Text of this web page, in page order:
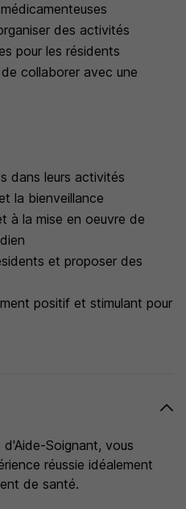
des activités
pour les résidents
collaborer avec une
dans leurs activités
la bienveillance
à la mise en oeuvre de
et proposer des
positif et stimulant pour
Soignant, vous
réussie idéalement
de santé.